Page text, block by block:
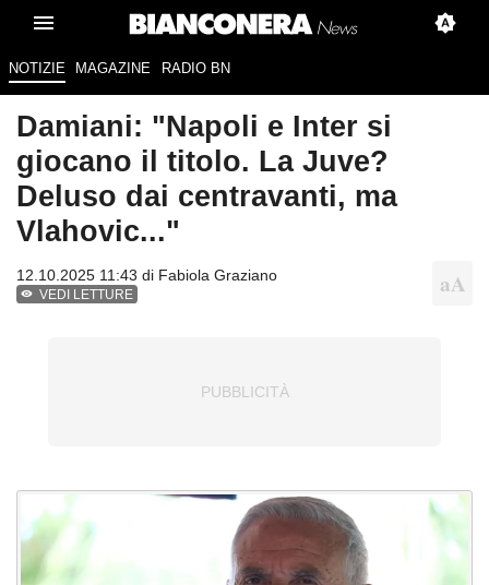
NOTIZIE MAGAZINE RADIO BN
Damiani: "Napoli e Inter si
giocano il titolo. La Juve?
Deluso dai centravanti, ma
Vlahovic..."
12.10.2025 11:43 di Fabiola Graziano
VEDI LETTURE